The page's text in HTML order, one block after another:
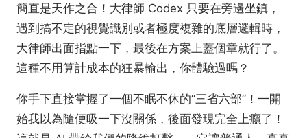
簡直是天作之合！大律師 Codex 只要在旁邊坐鎮，
遇到搞不定的視覺識別或者極度複雜的底層邏輯時，
大律師出面指點一下，最後在方案上蓋個章就行了。
這種不用算計成本的狂暴輸出，你體驗過嗎？
你手下直接掌握了一個不眠不休的“三省六部”！一開
始我以為隨便吸一下沒關係，後面發現完全上癮了！